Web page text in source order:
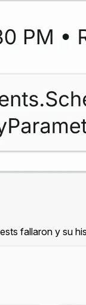
fallaron y su